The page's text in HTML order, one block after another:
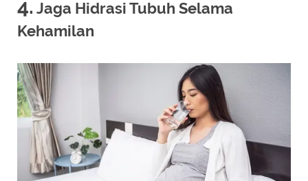
4. Jaga Hidrasi Tubuh Selama
Kehamilan